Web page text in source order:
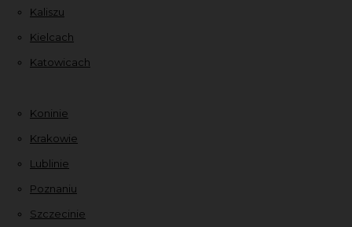
Kaliszu
Kielcach
Katowicach
Koninie
Krakowie
Lublinie
Poznaniu
Szczecinie